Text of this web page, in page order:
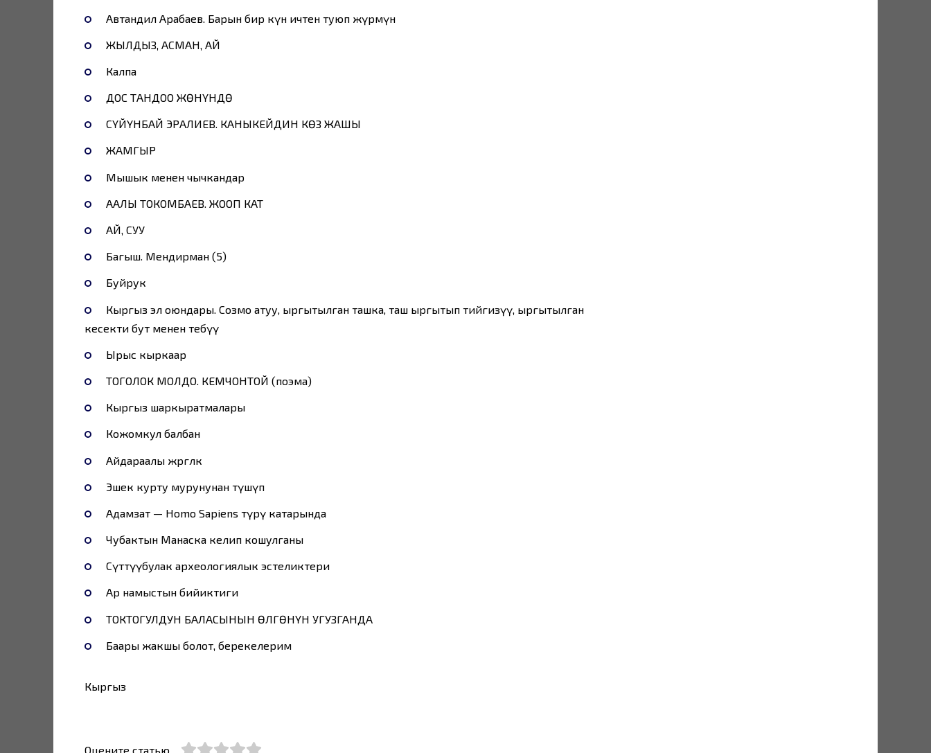
Автандил Арабаев. Барын бир күн ичтен туюп жүрөмүн
ЖЫЛДЫЗ, АСМАН, АЙ
Калпа
ДОС ТАНДОО ЖӨНҮНДӨ
СҮЙҮНБАЙ ЭРАЛИЕВ. КАНЫКЕЙДИН КӨЗ ЖАШЫ
ЖАМГЫР
Мышык менен чычкандар
ААЛЫ ТОКОМБАЕВ. ЖООП КАТ
АЙ, СУУ
Багыш. Мендирман (5)
Буйрук
Кыргыз эл оюндары. Созмо атуу, ыргытылган ташка, таш ыргытып тийгизүү, ыргытылган
кесекти бут менен тебүү
Ырыс кыркаар
ТОГОЛОК МОЛДО. КЕМЧОНТОЙ (поэма)
Кыргыз шаркыратмалары
Кожомкул балбан
Айдараалы жөргөлөк
Эшек курту мурунунан түшүп
Адамзат — Ноmо Sapiens түрү катарында
Чубактын Манаска келип кошулганы
Сүттүүбулак археологиялык эстеликтери
Ар намыстын бийиктиги
ТОКТОГУЛДУН БАЛАСЫНЫН ӨЛГӨНҮН УГУЗГАНДА
Баары жакшы болот, берекелерим
Кыргыз
Оцените статью